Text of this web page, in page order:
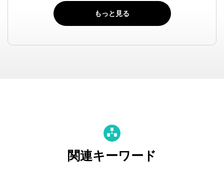
もっと見る
関連キーワード